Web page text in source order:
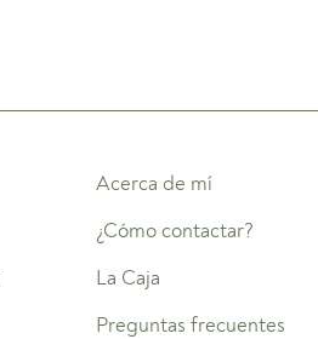
Acerca de mí
¿Cómo contactar?
La Caja
Preguntas frecuentes